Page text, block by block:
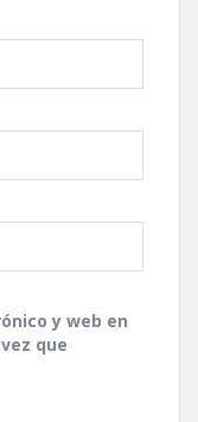
y web en
que